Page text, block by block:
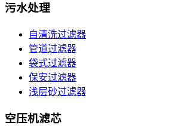
污水处理
自清洗过滤器
管道过滤器
袋式过滤器
保安过滤器
浅层砂过滤器
空压机滤芯